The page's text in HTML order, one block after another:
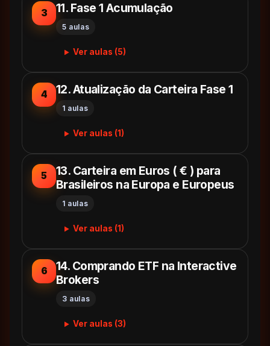
3 11. Fase 1 Acumulação
5 aulas
Ver aulas (5)
4 12. Atualização da Carteira Fase 1
1 aulas
Ver aulas (1)
5
13. Carteira em Euros ( € ) para
Brasileiros na Europa e Europeus
1 aulas
Ver aulas (1)
6
14. Comprando ETF na Interactive
Brokers
3 aulas
Ver aulas (3)